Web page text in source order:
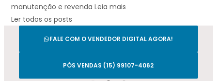
manutenção e revenda Leia mais
Ler todos os posts
FALE COM O VENDEDOR DIGITAL AGORA!
PÓS VENDAS (15) 99107-4062